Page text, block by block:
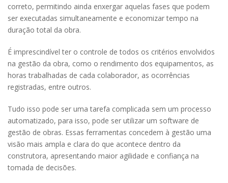
correto, permitindo ainda enxergar aquelas fases que podem
ser executadas simultaneamente e economizar tempo na
duração total da obra.
É imprescindível ter o controle de todos os critérios envolvidos
na gestão da obra, como o rendimento dos equipamentos, as
horas trabalhadas de cada colaborador, as ocorrências
registradas, entre outros.
Tudo isso pode ser uma tarefa complicada sem um processo
automatizado, para isso, pode ser utilizar um software de
gestão de obras. Essas ferramentas concedem à gestão uma
visão mais ampla e clara do que acontece dentro da
construtora, apresentando maior agilidade e confiança na
tomada de decisões.